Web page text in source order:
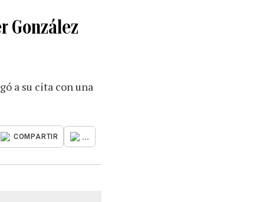
González
a su cita con una
COMPARTIR ...